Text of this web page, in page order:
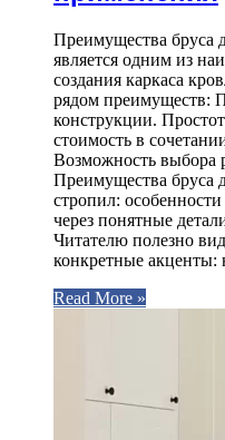
Преимущества бруса
является одним из
создания каркаса
рядом преимуществ:
конструкции.
стоимость в
Возможность выбора
Преимущества бруса
стропил:
через понятные
Читателю полезно
конкретные
Read More »